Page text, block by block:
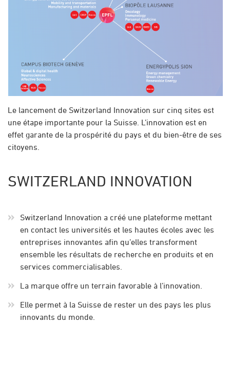
Le lancement de Switzerland Innovation sur cinq sites est
une étape importante pour la Suisse. L’innovation est en
effet garante de la prospérité du pays et du bien-être de ses
citoyens.
SWITZERLAND INNOVATION
Switzerland Innovation a créé une plateforme mettant
en contact les universités et les hautes écoles avec les
entreprises innovantes afin qu’elles transforment
ensemble les résultats de recherche en produits et en
services commercialisables.
La marque offre un terrain favorable à l’innovation.
Elle permet à la Suisse de rester un des pays les plus
innovants du monde.